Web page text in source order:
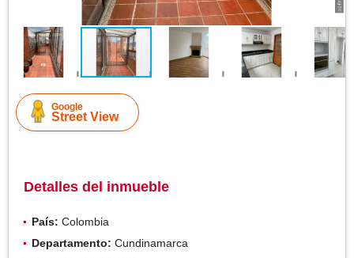
Google
Street View
Detalles del inmueble
País: Colombia
Departamento: Cundinamarca